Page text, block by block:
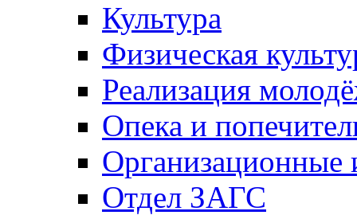
Культура
Физическая
Реализация
Опека и
Отдел ЗАГС